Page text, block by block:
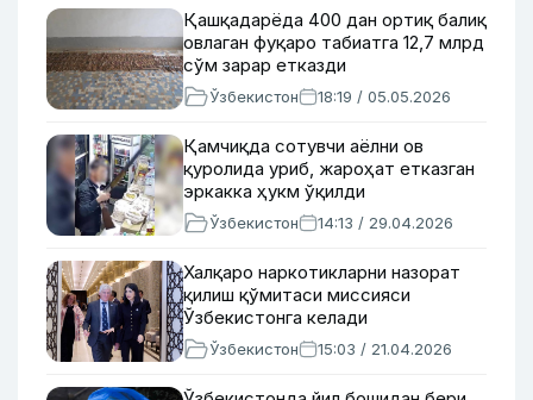
Қашқадарёда 400 дан ортиқ балиқ
овлаган фуқаро табиатга 12,7 млрд
сўм зарар етказди
Ўзбекистон 18:19 / 05.05.2026
Қамчиқда сотувчи аёлни ов
қуролида уриб, жароҳат етказган
эркакка ҳукм ўқилди
Ўзбекистон 14:13 / 29.04.2026
Халқаро наркотикларни назорат
қилиш қўмитаси миссияси
Ўзбекистонга келади
Ўзбекистон 15:03 / 21.04.2026